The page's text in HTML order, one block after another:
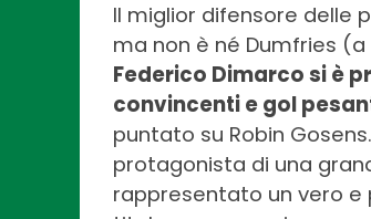
Il miglior difensore delle
ma non è né Dumfries
Federico Dimarco si è
convincenti e gol
puntato su Robin
protagonista di una
rappresentato un vero e